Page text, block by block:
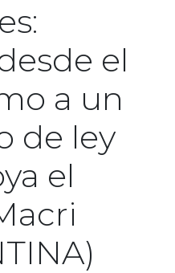
el
a un
de ley
el